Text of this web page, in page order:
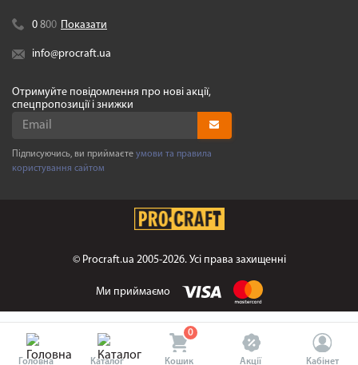
0 800 Показати
info@procraft.ua
Отримуйте повідомлення про нові акції,
спецпропозиції і знижки
Підписуючись, ви приймаєте умови та правила
користування сайтом
© Procraft.ua 2005-2026. Усі права захищенні
Ми приймаємо
Головна Каталог
0
Кошик Акції Кабінет